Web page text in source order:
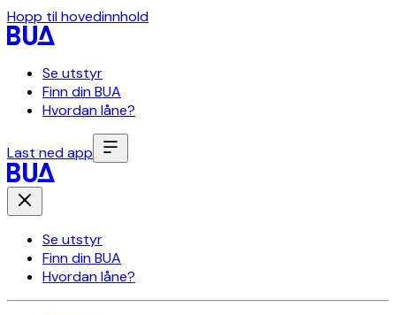
Hopp til hovedinnhold
Se utstyr
Finn din BUA
Hvordan låne?
Last ned app
Se utstyr
Finn din BUA
Hvordan låne?